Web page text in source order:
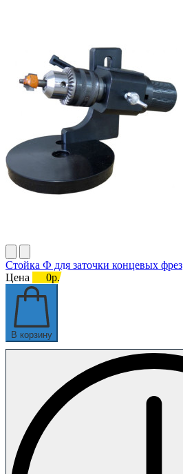
Стойка Ф для заточки концевых фрез
Цена
0р.
В корзину